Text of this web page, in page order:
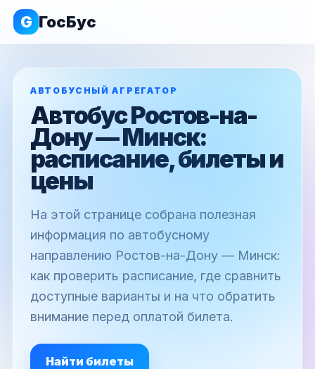
G ГосБус
АВТОБУСНЫЙ АГРЕГАТОР
Автобус Ростов-на-
Дону — Минск:
расписание, билеты и
цены
На этой странице собрана полезная
информация по автобусному
направлению Ростов-на-Дону — Минск:
как проверить расписание, где сравнить
доступные варианты и на что обратить
внимание перед оплатой билета.
Найти билеты